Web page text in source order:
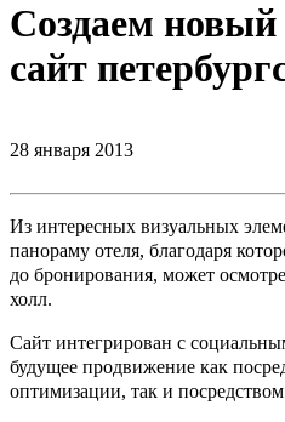
Создаем
сайт
28 января 2013
Из интересных визуальных
панораму отеля, благодаря
до бронирования, может
холл.
Сайт интегрирован с
будущее продвижение как
оптимизации, так и